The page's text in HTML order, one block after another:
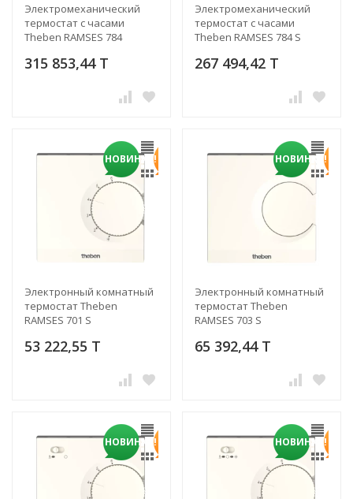
Электромеханический
термостат с часами
Theben RAMSES 784
315 853,44 T
Электромеханический
термостат с часами
Theben RAMSES 784 S
267 494,42 T
НОВИНКА!
Электронный комнатный
термостат Theben
RAMSES 701 S
53 222,55 T
НОВИНКА!
Электронный комнатный
термостат Theben
RAMSES 703 S
65 392,44 T
НОВИНКА! НОВИНКА!